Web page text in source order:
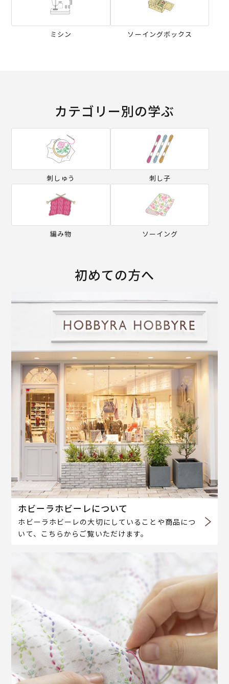
ミシン ソーイングボックス
カテゴリー別の学ぶ
刺しゅう 刺し子
編み物 ソーイング
初めての方へ
ホビーラホビーレについて
ホビーラホビーレの大切にしていることや商品につ
いて、こちらからご覧いただけます。